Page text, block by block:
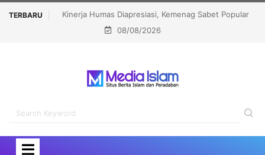
TERBARU
Popular
Menhaj: IKLHI 2026 Bukti Layanan Haji Kian Berkualitas
08/08/2026